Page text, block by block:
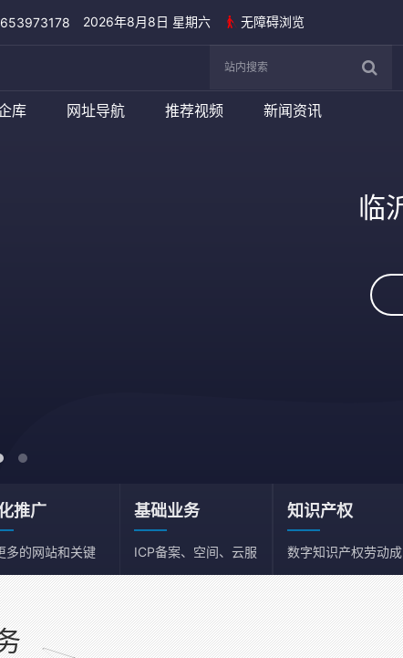
2026年8月8日 星期六 无障碍浏览
库 网址导航 推荐视频 新闻资讯
推广
多的网站和关键
得流量
基础业务
ICP备案、空间、云服
务器、邮箱
知识产权
数字知识产权劳动成
果依法享有保护权利